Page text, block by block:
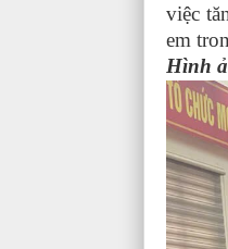
việc
em
Hình